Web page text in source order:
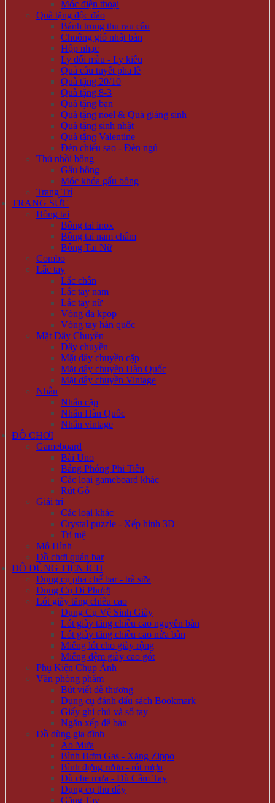
Móc điện thoại
Quà tặng độc đáo
Bánh trung thu rau câu
Chuông gió nhật bản
Hộp nhạc
Ly đổi màu - Ly kiểu
Quả cầu tuyết pha lê
Quà tặng 20/10
Quà tặng 8-3
Quà tặng bạn
Quà tặng noel & Quà giáng sinh
Quà tặng sinh nhật
Quà tặng Valentine
Đèn chiếu sao - Đèn ngủ
Thú nhồi bông
Gấu bông
Móc khóa gấu bông
Trang Trí
TRANG SỨC
Bông tai
Bông tai inox
Bông tai nam châm
Bông Tai Nữ
Combo
Lắc tay
Lắc chân
Lắc tay nam
Lắc tay nữ
Vòng da kpop
Vòng tay hàn quốc
Mặt Dây Chuyền
Dây chuyền
Mặt dây chuyền cặp
Mặt dây chuyền Hàn Quốc
Mặt dây chuyền Vintage
Nhẫn
Nhẫn cặp
Nhẫn Hàn Quốc
Nhẫn vintage
ĐỒ CHƠI
Gameboard
Bài Uno
Bảng Phóng Phi Tiêu
Các loại gameboard khác
Rút Gỗ
Giải trí
Các loại khác
Crystal puzzle - Xếp hình 3D
Trí tuệ
Mô Hình
Đồ chơi quán bar
ĐỒ DÙNG TIỆN ÍCH
Dụng cụ pha chế bar - trà sữa
Dụng Cụ Đi Phượt
Lót giày tăng chiều cao
Dụng Cụ Vệ Sinh Giày
Lót giày tăng chiều cao nguyên bàn
Lót giày tăng chiều cao nửa bàn
Miếng lót cho giày rộng
Miếng đệm giày cao gót
Phụ Kiện Chụp Ảnh
Văn phòng phẩm
Bút viết dễ thương
Dụng cụ đánh dấu sách Bookmark
Giấy ghi chú và sổ tay
Ngăn xếp để bàn
Đồ dùng gia đình
Áo Mưa
Bình Bơm Gas - Xăng Zippo
Bình đựng rượu - rót rượu
Dù che mưa - Dù Cầm Tay
Dụng cụ thu dây
Găng Tay